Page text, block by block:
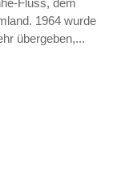
1964 wurde
übergeben,...